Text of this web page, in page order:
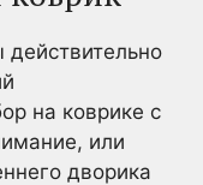
на коврике с
или
дворика